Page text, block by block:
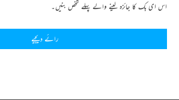
اس ای بک کا جائزہ لینے والے پہلے شخص بنیں۔
رائے دیجیے